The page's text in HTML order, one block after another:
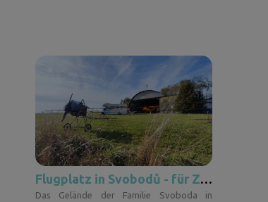
Flugplatz in Svobodů - für Zelte
Das Gelände der Familie Svoboda in